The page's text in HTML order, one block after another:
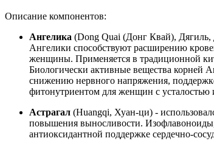
Описание компонентов:
Ангелика (Dong Quai (Донг Квай), Дягиль,
Ангелики способствуют расширению
женщины. Применяется в традиционной
Биологически активные вещества корней
снижению нервного напряжения,
фитонутриентом для женщин с
Астрагал (Huangqi, Хуан-ци) -
повышения выносливости. Изофлавоноиды,
антиоксидантной поддержке сердечно-